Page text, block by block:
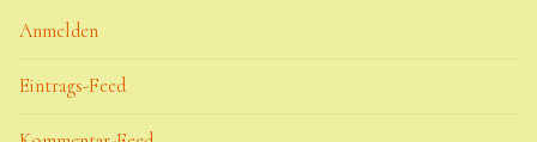
Anmelden
Eintrags-Feed